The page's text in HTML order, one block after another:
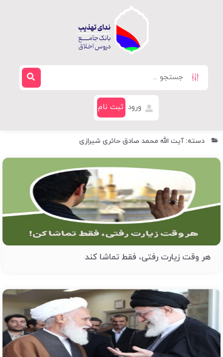
ورود ثبت نام
دسته: آیت الله محمد صادق حائری شیرازی
هر وقت زیارت رفتی، فقط تماشا کند